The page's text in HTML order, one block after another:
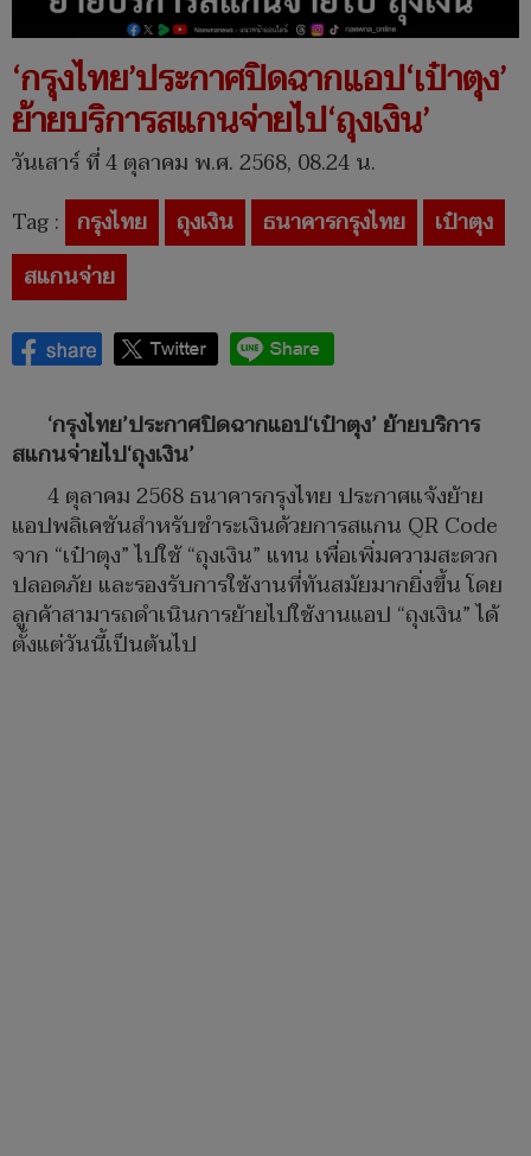
‘กรุงไทย’ประกาศปิดฉากแอป‘เป๋าตุง’
ย้ายบริการสแกนจ่ายไป‘ถุงเงิน’
วันเสาร์ ที่ 4 ตุลาคม พ.ศ. 2568, 08.24 น.
Tag : กรุงไทย ถุงเงิน ธนาคารกรุงไทย
เป๋าตุง
สแกนจ่าย
‘กรุงไทย’ประกาศปิดฉากแอป‘เป๋าตุง’ ย้ายบริการ
สแกนจ่ายไป‘ถุงเงิน’
4 ตุลาคม 2568 ธนาคารกรุงไทย ประกาศแจ้งย้าย
แอปพลิเคชันสำหรับชำระเงินด้วยการสแกน QR Code
จาก “เป๋าตุง” ไปใช้ “ถุงเงิน” แทน เพื่อเพิ่มความสะดวก
ปลอดภัย และรองรับการใช้งานที่ทันสมัยมากยิ่งขึ้น โดย
ลูกค้าสามารถดำเนินการย้ายไปใช้งานแอป “ถุงเงิน” ได้
ตั้งแต่วันนี้เป็นต้นไป